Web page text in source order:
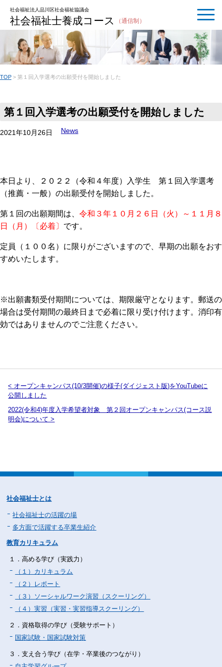
社会福祉法人品川区社会福祉協議会
社会福祉士養成コース （通信制）
TOP > 第１回入学選考の出願受付を開始しました
第１回入学選考の出願受付を開始しました
2021年10月26日 News
本日より、２０２２（令和４年度）入学生 第１回入学選考
（推薦・一般）の出願受付を開始しました。
第１回の出願期間は、 令和３年１０月２６日（火）～１１月８
日（月）〔必着〕 です。
定員（１００名）に限りがございますので、早期の出願をおす
すめいたします。
※出願書類受付期間については、期限厳守となります。郵送の
場合は受付期間の最終日まで必着に限り受け付けます。消印有
効ではありませんのでご注意ください。
< オープンキャンパス(10/3開催)の様子(ダイジェスト版)をYouTubeに
公開しました
2022(令和4)年度入学希望者対象 第２回オープンキャンパス(コース説
明会)について >
社会福祉士とは
社会福祉士の活躍の場
多方面で活躍する卒業生紹介
教育カリキュラム
１．高める学び（実践力）
（１）カリキュラム
（２）レポート
（３）ソーシャルワーク演習（スクーリング）
（４）実習（実習・実習指導スクーリング）
２．資格取得の学び（受験サポート）
国家試験・国家試験対策
３．支え合う学び（在学・卒業後のつながり）